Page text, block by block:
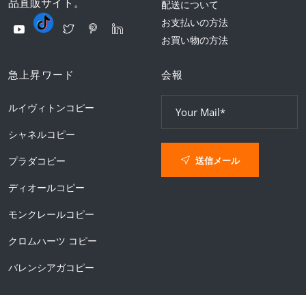
配送について
お支払いの方法
お買い物の方法
急上昇ワード
ルイヴィトンコピー
シャネルコピー
プラダコピー
ディオールコピー
モンクレールコピー
クロムハーツ コピー
バレンシアガコピー
会報
送信メール